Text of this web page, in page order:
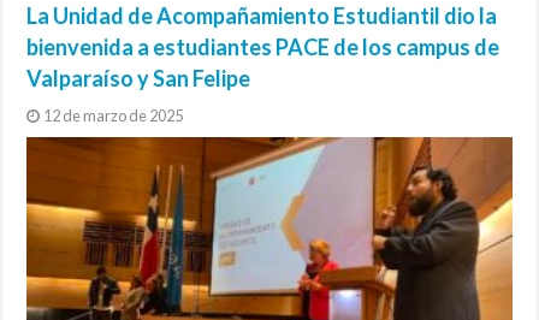
La Unidad de Acompañamiento Estudiantil dio la
bienvenida a estudiantes PACE de los campus de
Valparaíso y San Felipe
12 de marzo de 2025